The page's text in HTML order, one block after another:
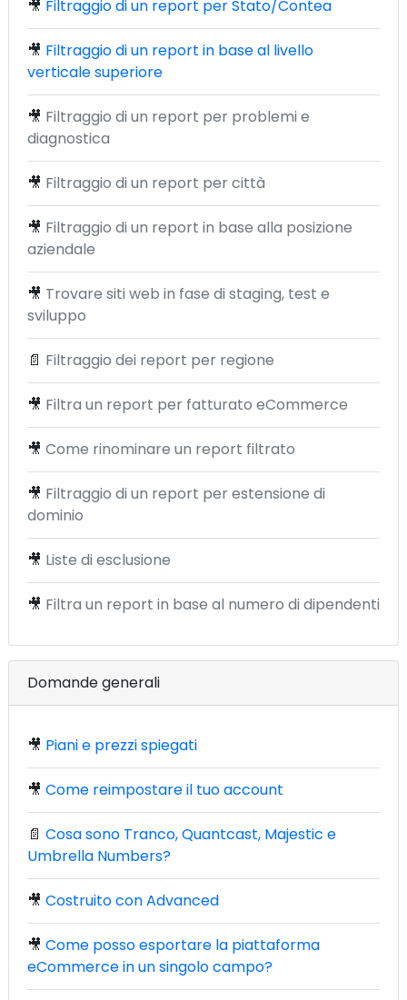
🎥 Filtraggio di un report per Stato/Contea
🎥 Filtraggio di un report in base al livello
verticale superiore
🎥 Filtraggio di un report per problemi e
diagnostica
🎥 Filtraggio di un report per città
🎥 Filtraggio di un report in base alla posizione
aziendale
🎥 Trovare siti web in fase di staging, test e
sviluppo
📄 Filtraggio dei report per regione
🎥 Filtra un report per fatturato eCommerce
🎥 Come rinominare un report filtrato
🎥 Filtraggio di un report per estensione di
dominio
🎥 Liste di esclusione
🎥 Filtra un report in base al numero di dipendenti
Domande generali
🎥 Piani e prezzi spiegati
🎥 Come reimpostare il tuo account
📄 Cosa sono Tranco, Quantcast, Majestic e
Umbrella Numbers?
🎥 Costruito con Advanced
🎥 Come posso esportare la piattaforma
eCommerce in un singolo campo?